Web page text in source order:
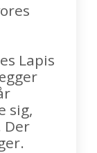
Lapis
sig,
Der